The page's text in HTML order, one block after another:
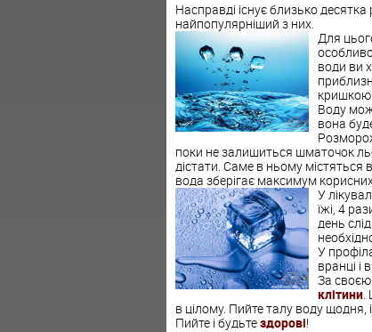
Насправді існує близько
найпопулярніший з них.
Для
води ви
кришкою
Воду
вона
поки не залишиться шматочок
дістати. Саме в ньому містяться
вода зберігає максимум
У
їжі, 4
день
У
вранці і
За
клітини.
в цілому. Пийте талу воду
Пийте і будьтездорові!